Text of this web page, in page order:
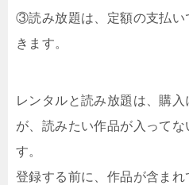
③読み放題は、定額の支払い
きます。
レンタルと読み放題は、購
が、読みたい作品が入って
す。
登録する前に、作品が含ま